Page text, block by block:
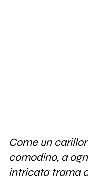
Come un
comodino, a
intricata trama